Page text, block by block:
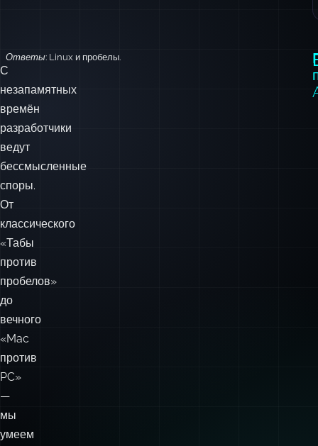
С
незапамятных
времён
разработчики
ведут
бессмысленные
споры.
От
классического
«Табы
против
пробелов»
до
вечного
«Mac
против
PC»
—
мы
умеем
Ответы: Linux и пробелы.